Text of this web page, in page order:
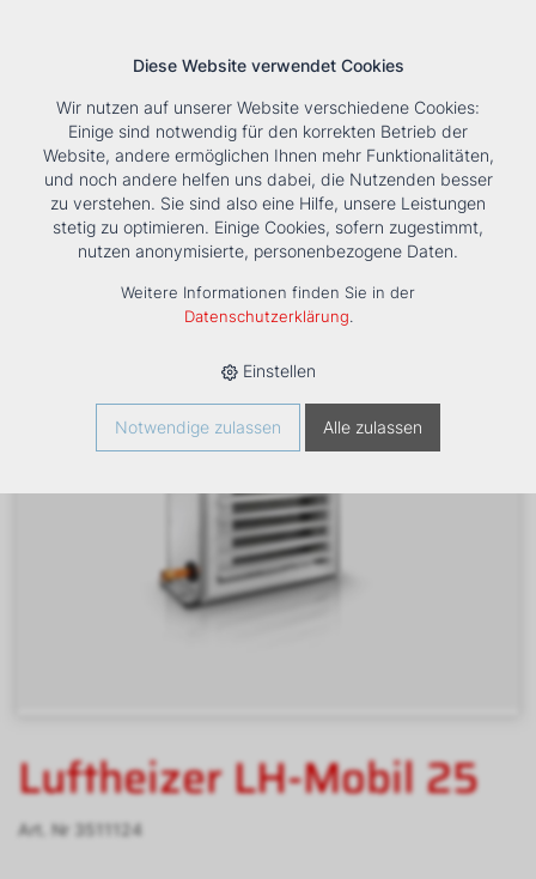
Tools Unternehmen Karriere KontaktSuche
HOME › PRODUKTE › HEIZUNG › LUFTHEIZER › LH MOBIL ›
LUFTHEIZER LH-MOBIL 25
Luftheizer LH-Mobil 25
Art. Nr 3511124
Diese Website verwendet Cookies
Wir nutzen auf unserer Website verschiedene Cookies:
Einige sind notwendig für den korrekten Betrieb der
Website, andere ermöglichen Ihnen mehr Funktionalitäten,
und noch andere helfen uns dabei, die Nutzenden besser
zu verstehen. Sie sind also eine Hilfe, unsere Leistungen
stetig zu optimieren. Einige Cookies, sofern zugestimmt,
nutzen anonymisierte, personenbezogene Daten.
Weitere Informationen finden Sie in der
Datenschutzerklärung.
Einstellen
Notwendige zulassen Alle zulassen